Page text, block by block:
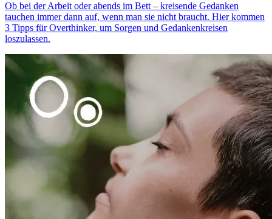
Ob bei der Arbeit oder abends im Bett – kreisende Gedanken
tauchen immer dann auf, wenn man sie nicht braucht. Hier kommen
3 Tipps für Overthinker, um Sorgen und Gedankenkreisen
loszulassen.